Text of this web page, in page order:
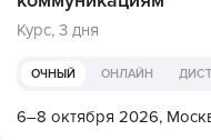
Курс, 3 дня
ОЧНЫЙ ОНЛАЙН
6–8 октября 2026,